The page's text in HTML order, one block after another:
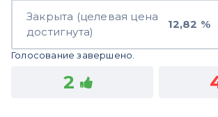
Закрыта (целевая цена
достигнута)
12,82 %
Голосование завершено.
2